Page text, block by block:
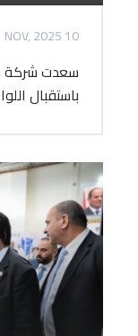
10 NOV, 2025
سعدت شركة
باستقبال